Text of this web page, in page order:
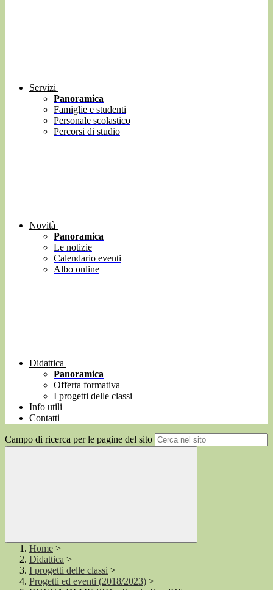
Servizi
Panoramica
Famiglie e studenti
Personale scolastico
Percorsi di studio
Novità
Panoramica
Le notizie
Calendario eventi
Albo online
Didattica
Panoramica
Offerta formativa
I progetti delle classi
Info utili
Contatti
Campo di ricerca per le pagine del sito
Home >
Didattica >
I progetti delle classi >
Progetti ed eventi (2018/2023) >